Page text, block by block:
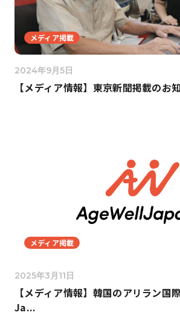
メディア掲載
2024年9月5日
【メディア情報】東京新聞掲載のお
メディア掲載
2025年3月11日
【メディア情報】韓国のアリラン
Ja...